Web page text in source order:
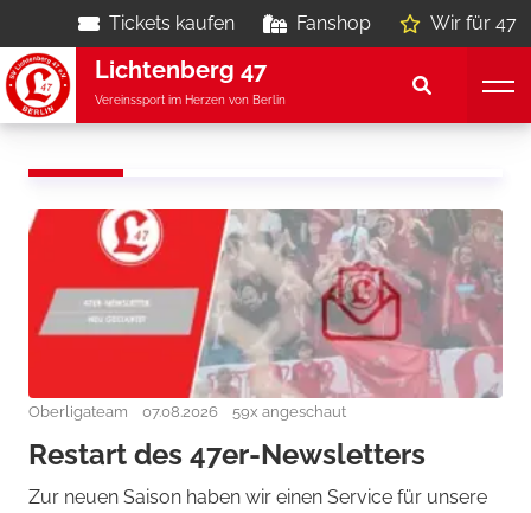
Tickets kaufen Fanshop Wir für 47
Lichtenberg 47
Vereinssport im Herzen von Berlin
Oberligateam 07.08.2026 59x angeschaut
Restart des 47er-Newsletters
Zur neuen Saison haben wir einen Service für unsere